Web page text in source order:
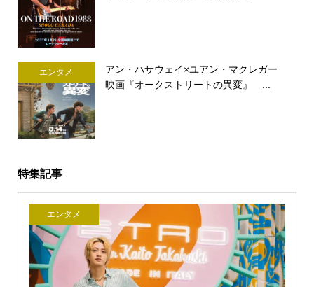
エンタメ
アン・ハサウェイ×ユアン・マクレガー
映画『オークストリートの異変』 ...
特集記事
エンタメ